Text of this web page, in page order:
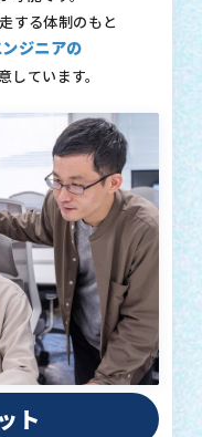
する体制のもと
ジニアの
しています。
ト